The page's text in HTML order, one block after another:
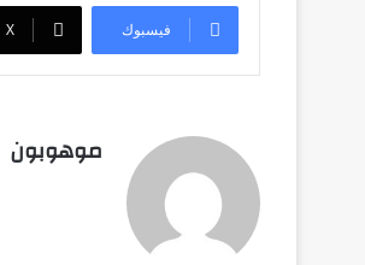
فيسبوك ‫X
موهوبون